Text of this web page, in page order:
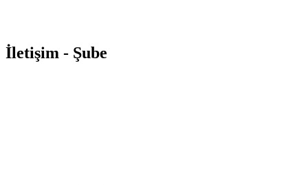
İletişim - Şube